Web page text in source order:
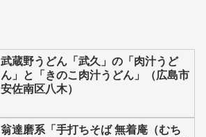
武蔵野うどん「武久」の「肉汁うど
ん」と「きのこ肉汁うどん」（広島市
安佐南区八木）
翁達磨系「手打ちそば 無着庵（むち